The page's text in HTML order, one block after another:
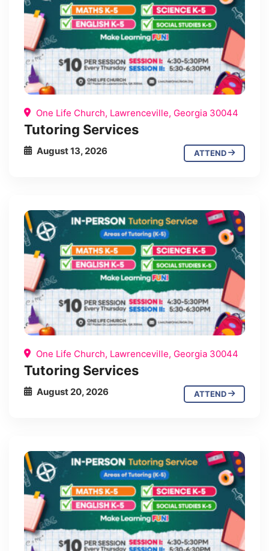
One Life Church, Lawrenceville, Georgia 30044
Tutoring Services
August 13, 2026 ATTEND
One Life Church, Lawrenceville, Georgia 30044
Tutoring Services
August 20, 2026 ATTEND